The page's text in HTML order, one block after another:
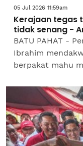
05 Jul 2026 11:59am
Kerajaan tegas
tidak senang -
BATU PAHAT -
Ibrahim
berpakat mahu
dan salah guna...